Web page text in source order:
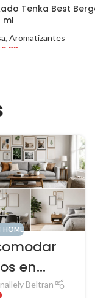
Tenka Best
ml
,Aromatizantes
HOME
en
de
Beltran